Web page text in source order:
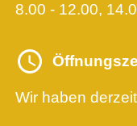
8.00 - 12.00,
Wir haben